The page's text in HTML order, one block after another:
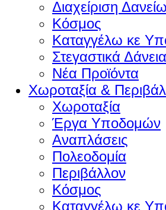
Διαχείριση
Κόσμος
Καταγγέλω κε
Στεγαστικά Δάνεια
Νέα Προϊόντα
Χωροταξία &
Χωροταξία
Έργα Υποδομών
Αναπλάσεις
Πολεοδομία
Περιβάλλον
Κόσμος
Καταγγέλω κε